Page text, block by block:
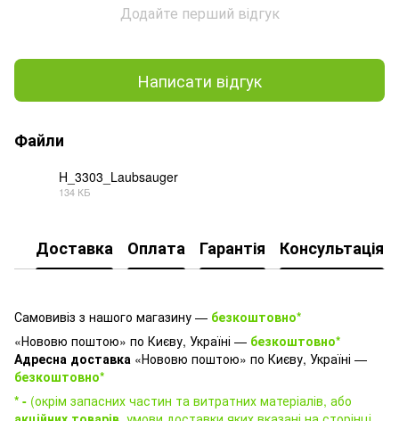
Додайте перший відгук
Написати відгук
Файли
H_3303_Laubsauger
134 КБ
Доставка Оплата Гарантія Консультація
Самовивіз з нашого магазину — безкоштовно*
«Нововю поштою» по Києву, Україні — безкоштовно*
Адресна доставка «Нововю поштою» по Києву, Україні —
безкоштовно*
* - (окрім запасних частин та витратних матеріалів, або